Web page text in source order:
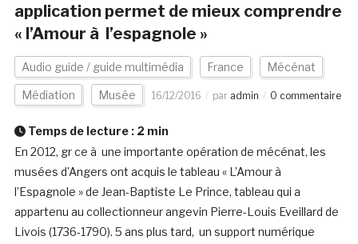
application permet de mieux comprendre
« l’Amour à l’espagnole »
Audio guide / guide multimédia France Mécénat
Médiation Musée 16/12/2016 par admin 0 commentaire
Temps de lecture : 2 min
En 2012, gr ce à une importante opération de mécénat, les
musées d’Angers ont acquis le tableau « L’Amour à
l’Espagnole » de Jean-Baptiste Le Prince, tableau qui a
appartenu au collectionneur angevin Pierre-Louis Eveillard de
Livois (1736-1790). 5 ans plus tard, un support numérique